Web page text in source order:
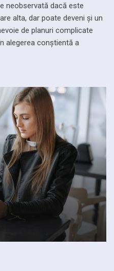
neobservată dacă este
alta, dar poate deveni și un
de planuri complicate
alegerea conștientă a